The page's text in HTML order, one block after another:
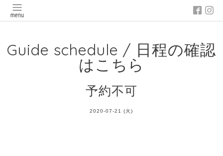
Guide schedule / 日程の確認
はこちら
予約不可
2020-07-21 (火)